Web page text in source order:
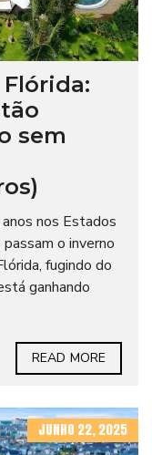
sem
nos Estados
o inverno
fugindo do
ganhando
READ MORE
JUNHO 22, 2025